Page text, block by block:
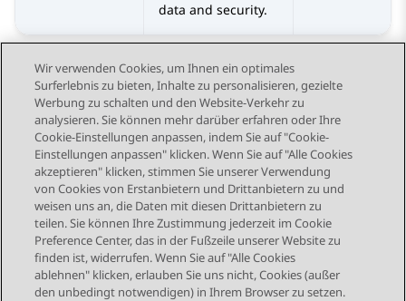
data and security.
Send Feedback
Themennavigation
Vorheriges Thema Nächstes Thema
STAY CONNECTED
Wir verwenden Cookies, um Ihnen ein optimales
Surferlebnis zu bieten, Inhalte zu personalisieren, gezielte
Werbung zu schalten und den Website-Verkehr zu
analysieren. Sie können mehr darüber erfahren oder Ihre
Cookie-Einstellungen anpassen, indem Sie auf "Cookie-
Einstellungen anpassen" klicken. Wenn Sie auf "Alle Cookies
akzeptieren" klicken, stimmen Sie unserer Verwendung
von Cookies von Erstanbietern und Drittanbietern zu und
weisen uns an, die Daten mit diesen Drittanbietern zu
teilen. Sie können Ihre Zustimmung jederzeit im Cookie
Preference Center, das in der Fußzeile unserer Website zu
finden ist, widerrufen. Wenn Sie auf "Alle Cookies
ablehnen" klicken, erlauben Sie uns nicht, Cookies (außer
den unbedingt notwendigen) in Ihrem Browser zu setzen.